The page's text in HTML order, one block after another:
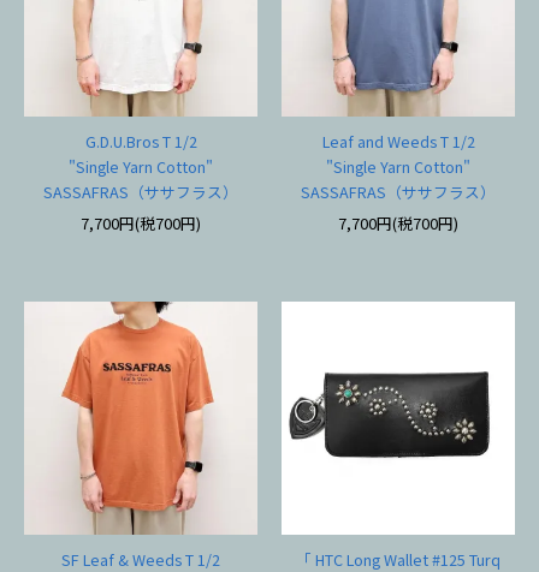
G.D.U.Bros T 1/2
"Single Yarn Cotton"
SASSAFRAS（ササフラス）
7,700円(税700円)
Leaf and Weeds T 1/2
"Single Yarn Cotton"
SASSAFRAS（ササフラス）
7,700円(税700円)
SF Leaf & Weeds T 1/2
「 HTC Long Wallet #125 Turq